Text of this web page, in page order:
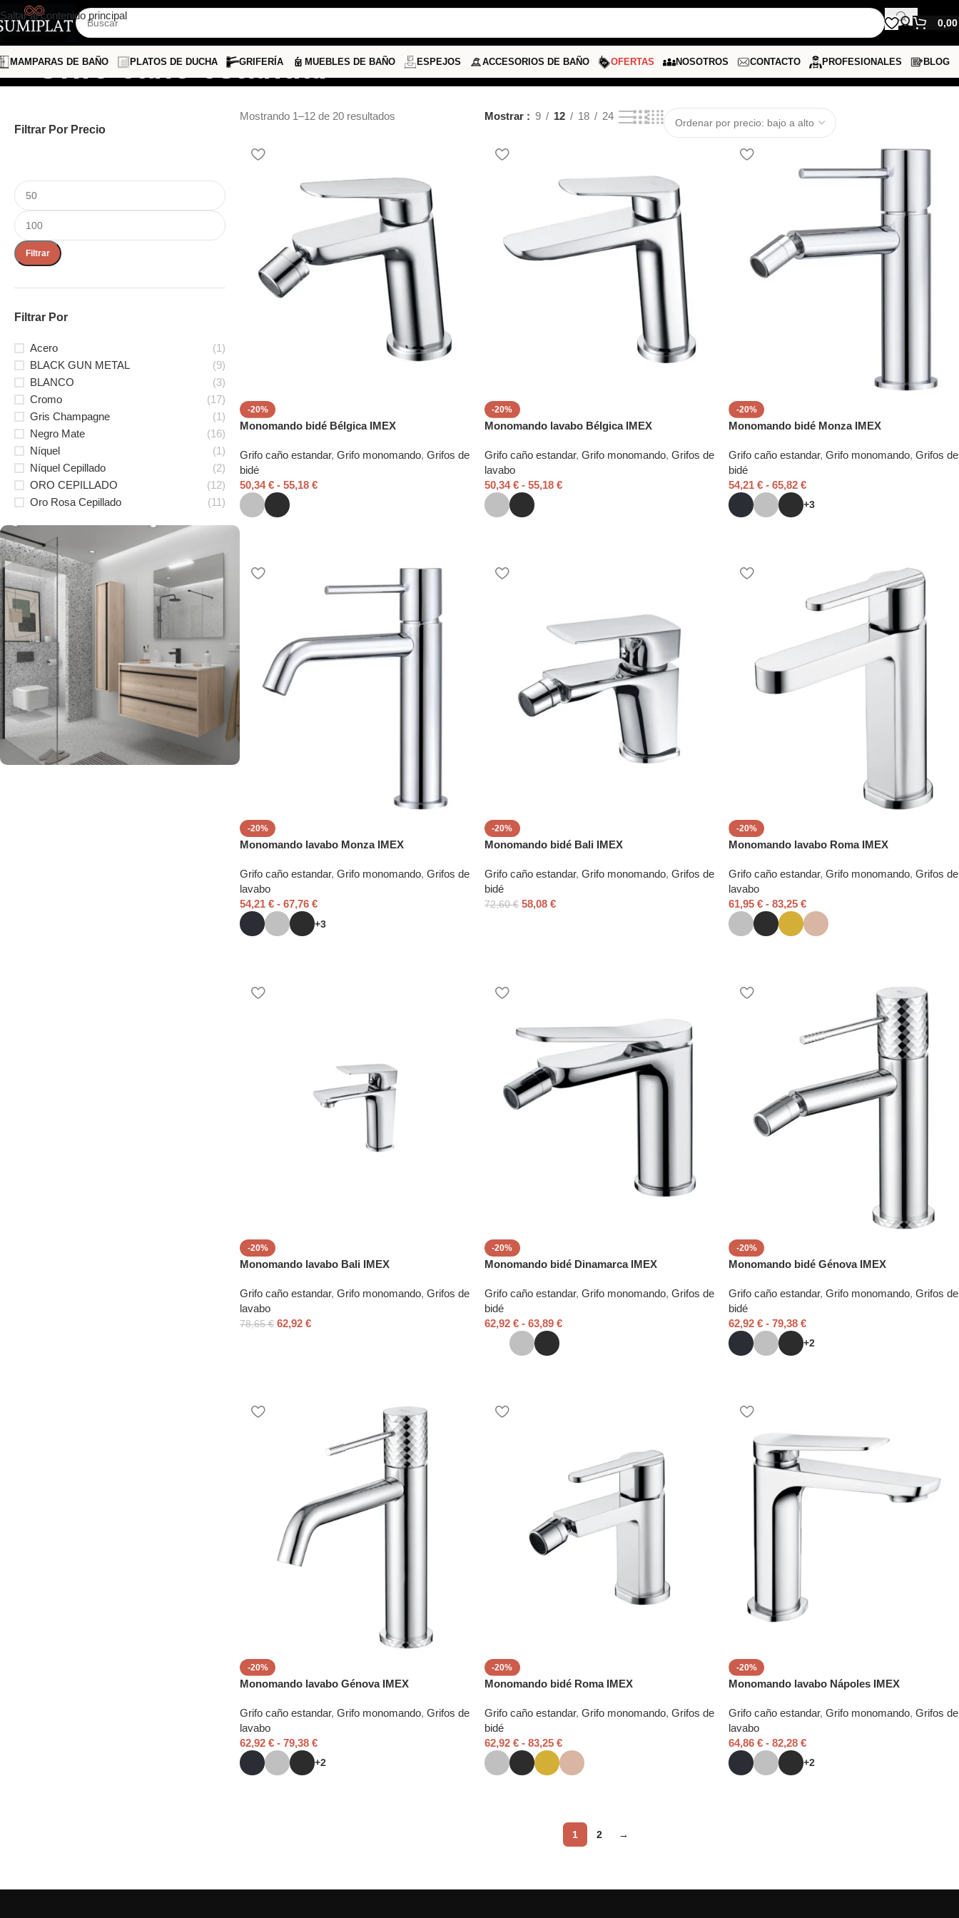
Saltar al contenido principal
MAMPARAS DE BAÑO PLATOS DE DUCHA GRIFERÍA MUEBLES DE BAÑO ESPEJOS ACCESORIOS DE BAÑO OFERTAS NOSOTROS CONTACTO PROFESIONALES BLOG
Grifo caño estandar
Filtrar Por Precio
Filtrar
Filtrar Por
Acero
(1)
BLACK GUN METAL
(9)
BLANCO
(3)
Cromo
(17)
Gris Champagne
(1)
Negro Mate
(16)
Níquel
(1)
Níquel Cepillado
(2)
ORO CEPILLADO
(12)
Oro Rosa Cepillado
(11)
Mostrando 1–12 de 20 resultados Mostrar 9 12 18 24
-20%
Monomando bidé Bélgica IMEX
Grifo caño estandar, Grifo monomando, Grifos de
bidé
50,34€ - 55,18 €
-20%
Monomando lavabo Bélgica IMEX
Grifo caño estandar, Grifo monomando, Grifos de
lavabo
50,34€ - 55,18 €
-20%
Monomando bidé Monza IMEX
Grifo caño estandar, Grifo monomando, Grifos de
bidé
54,21€ - 65,82€
+3
-20%
Monomando lavabo Monza IMEX
Grifo caño estandar, Grifo monomando, Grifos de
lavabo
54,21 € - 67,76 €
+3
-20%
Monomando bidé Bali IMEX
Grifo caño estandar, Grifo monomando, Grifos de
bidé
72,60€ 58,08 €
-20%
Monomando lavabo Roma IMEX
Grifo caño estandar, Grifo monomando, Grifos de
lavabo
61,95€ - 83,25€
-20%
Monomando lavabo Bali IMEX
Grifo caño estandar, Grifo monomando, Grifos de
lavabo
78,65€ 62,92 €
-20%
Monomando bidé Dinamarca IMEX
Grifo caño estandar, Grifo monomando, Grifos de
bidé
62,92 € - 63,89 €
-20%
Monomando bidé Génova IMEX
Grifo caño estandar, Grifo monomando, Grifos de
bidé
62,92€ - 79,38€
+2
-20%
Monomando lavabo Génova IMEX
Grifo caño estandar, Grifo monomando, Grifos de
lavabo
62,92 € - 79,38 €
+2
-20%
Monomando bidé Roma IMEX
Grifo caño estandar, Grifo monomando, Grifos de
bidé
62,92 € - 83,25 €
-20%
Monomando lavabo Nápoles IMEX
Grifo caño estandar, Grifo monomando, Grifos de
lavabo
64,86€ - 82,28€
+2
1 2 →